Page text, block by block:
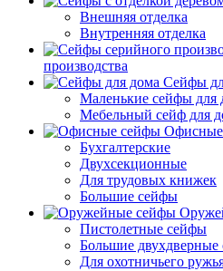
Внешняя отделка
Внутренняя отделка
производства
Сейфы
Маленькие сейфы для
Мебельный сейф для
Бухгалтерские
Двухсекционные
Для трудовых книжек
Большие сейфы
Пистолетные сейфы
Большие
Для охотничьего